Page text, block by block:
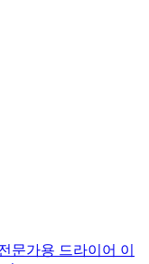
문가용 드라이어 이